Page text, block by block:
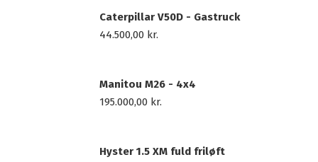
Caterpillar V50D - Gastruck
44.500,00 kr.
Manitou M26 - 4x4
195.000,00 kr.
Hyster 1.5 XM fuld friløft